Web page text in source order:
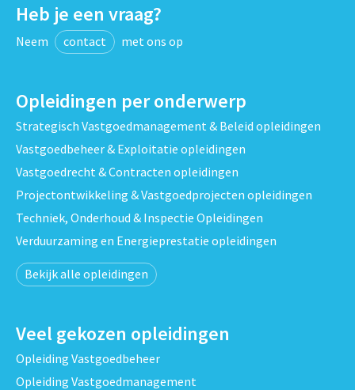
Heb je een vraag?
Neem contact met ons op
Opleidingen per onderwerp
Strategisch Vastgoedmanagement & Beleid opleidingen
Vastgoedbeheer & Exploitatie opleidingen
Vastgoedrecht & Contracten opleidingen
Projectontwikkeling & Vastgoedprojecten opleidingen
Techniek, Onderhoud & Inspectie Opleidingen
Verduurzaming en Energieprestatie opleidingen
Bekijk alle opleidingen
Veel gekozen opleidingen
Opleiding Vastgoedbeheer
Opleiding Vastgoedmanagement